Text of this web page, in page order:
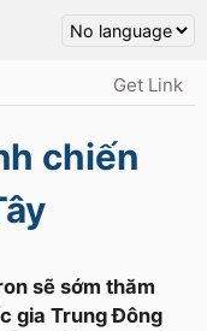
Get Link
chiến
sẽ sớm thăm
gia Trung Đông